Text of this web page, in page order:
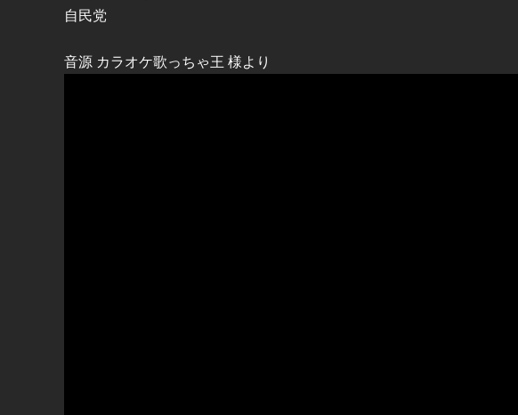
自民党
音源 カラオケ歌っちゃ王 様より